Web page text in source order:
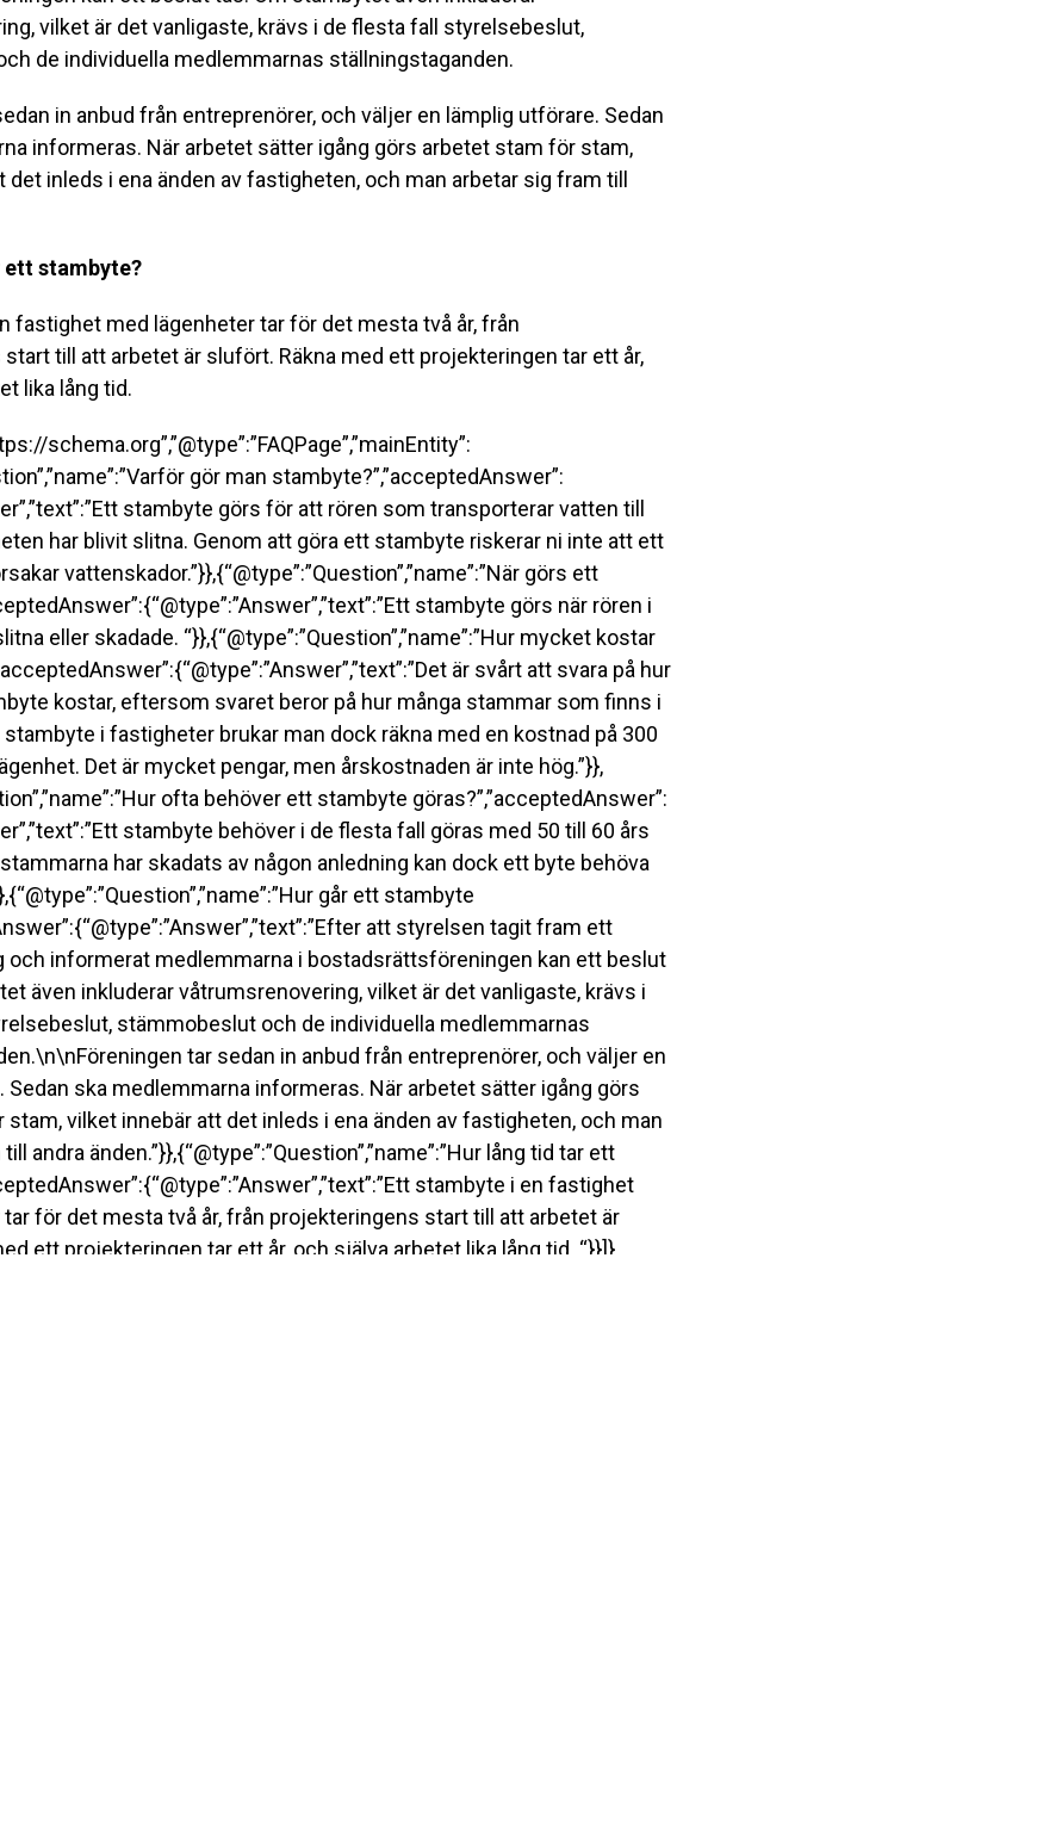
vilket är det vanligaste, krävs i de flesta fall styrelsebeslut,
de individuella medlemmarnas ställningstaganden.
in anbud från entreprenörer, och väljer en lämplig utförare. Sedan
informeras. När arbetet sätter igång görs arbetet stam för stam,
det inleds i ena änden av fastigheten, och man arbetar sig fram till
stambyte?
fastighet med lägenheter tar för det mesta två år, från
till att arbetet är slufört. Räkna med ett projekteringen tar ett år,
lika lång tid.
schema.org”,”@type”:”FAQPage”,”mainEntity”:
gör man stambyte?”,”acceptedAnswer”:
stambyte görs för att rören som transporterar vatten till
har blivit slitna. Genom att göra ett stambyte riskerar ni inte att ett
vattenskador.”}},{“@type”:”Question”,”name”:”När görs ett
stambyte görs när rören i
eller skadade. “}},{“@type”:”Question”,”name”:”Hur mycket kostar
är svårt att svara på hur
kostar, eftersom svaret beror på hur många stammar som finns i
i fastigheter brukar man dock räkna med en kostnad på 300
Det är mycket pengar, men årskostnaden är inte hög.”}},
ofta behöver ett stambyte göras?”,”acceptedAnswer”:
stambyte behöver i de flesta fall göras med 50 till 60 års
har skadats av någon anledning kan dock ett byte behöva
går ett stambyte
att styrelsen tagit fram ett
och informerat medlemmarna i bostadsrättsföreningen kan ett beslut
även inkluderar våtrumsrenovering, vilket är det vanligaste, krävs i
stämmobeslut och de individuella medlemmarnas
tar sedan in anbud från entreprenörer, och väljer en
Sedan ska medlemmarna informeras. När arbetet sätter igång görs
vilket innebär att det inleds i ena änden av fastigheten, och man
andra änden.”}},{“@type”:”Question”,”name”:”Hur lång tid tar ett
stambyte i en fastighet
för det mesta två år, från projekteringens start till att arbetet är
ett projekteringen tar ett år, och själva arbetet lika lång tid. “}}]}